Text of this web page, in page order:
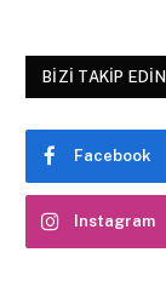
BIZI TAKIP EDIN
Facebook
Instagram